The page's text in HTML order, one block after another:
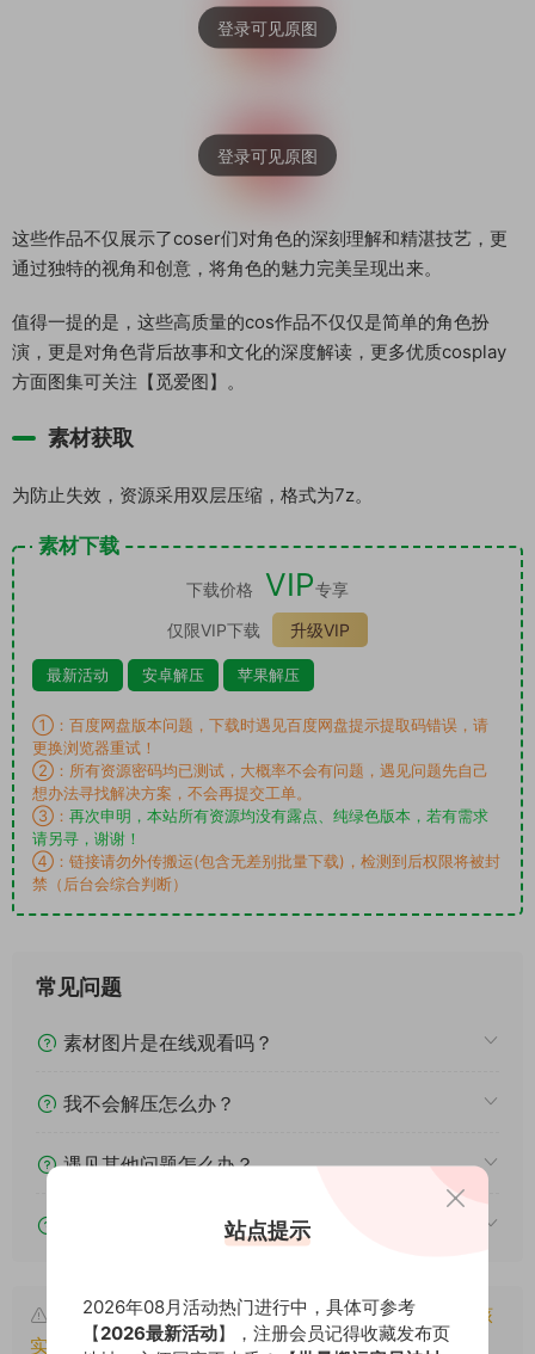
这些作品不仅展示了coser们对角色的深刻理解和精湛技艺，更
通过独特的视角和创意，将角色的魅力完美呈现出来。
值得一提的是，这些高质量的cos作品不仅仅是简单的角色扮
演，更是对角色背后故事和文化的深度解读，更多优质cosplay
方面图集可关注【觅爱图】。
素材获取
为防止失效，资源采用双层压缩，格式为7z。
素材下载
下载价格 VIP专享
仅限VIP下载
升级VIP
最新活动 安卓解压 苹果解压
①：百度网盘版本问题，下载时遇见百度网盘提示提取码错误，请
更换浏览器重试！
②：所有资源密码均已测试，大概率不会有问题，遇见问题先自己
想办法寻找解决方案，不会再提交工单。
③： 再次申明，本站所有资源均没有露点、纯绿色版本，若有需求
请另寻，谢谢！
④：链接请勿外传搬运(包含无差别批量下载)，检测到后权限将被封
禁（后台会综合判断）
常见问题
素材图片是在线观看吗？
我不会解压怎么办？
遇见其他问题怎么办？
该资源能搬运分享吗？
本文资源仅供个人参考学习，请勿批量搬运，一经核
实将封禁账号权限！
站点提示
2026年08月活动热门进行中，具体可参考
【2026最新活动】，注册会员记得收藏发布页